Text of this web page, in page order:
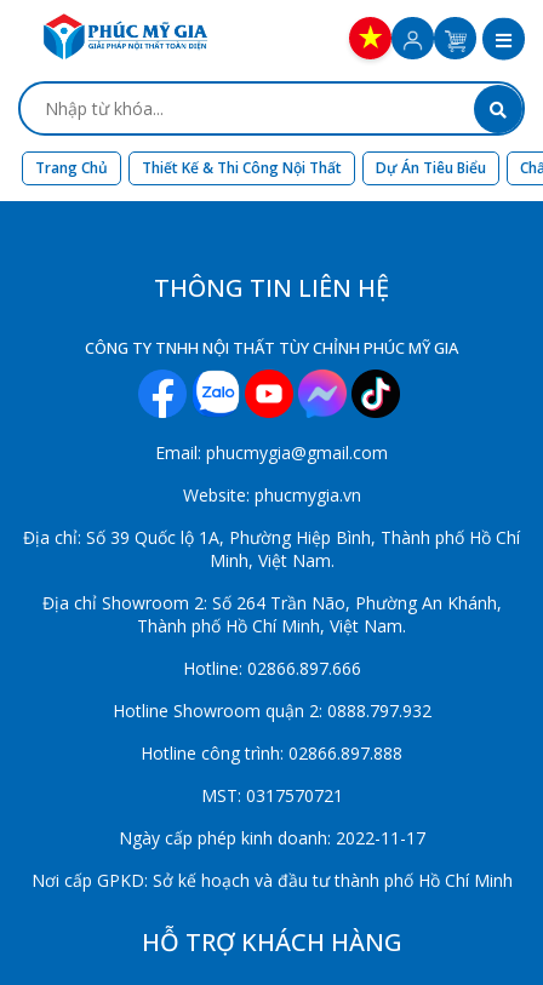
Trang Chủ Thiết Kế & Thi Công Nội Thất Dự Án Tiêu Biểu
THÔNG TIN LIÊN HỆ
CÔNG TY TNHH NỘI THẤT TÙY CHỈNH PHÚC MỸ GIA
Email: phucmygia@gmail.com
Website: phucmygia.vn
Địa chỉ: Số 39 Quốc lộ 1A, Phường Hiệp Bình, Thành phố Hồ Chí
Minh, Việt Nam.
Địa chỉ Showroom 2: Số 264 Trần Não, Phường An Khánh,
Thành phố Hồ Chí Minh, Việt Nam.
Hotline: 02866.897.666
Hotline Showroom quận 2: 0888.797.932
Hotline công trình: 02866.897.888
MST: 0317570721
Ngày cấp phép kinh doanh: 2022-11-17
Nơi cấp GPKD: Sở kế hoạch và đầu tư thành phố Hồ Chí Minh
HỖ TRỢ KHÁCH HÀNG